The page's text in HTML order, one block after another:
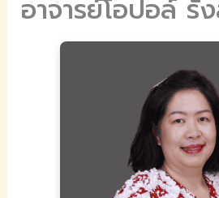
อาจารย์โอปอล์ รั